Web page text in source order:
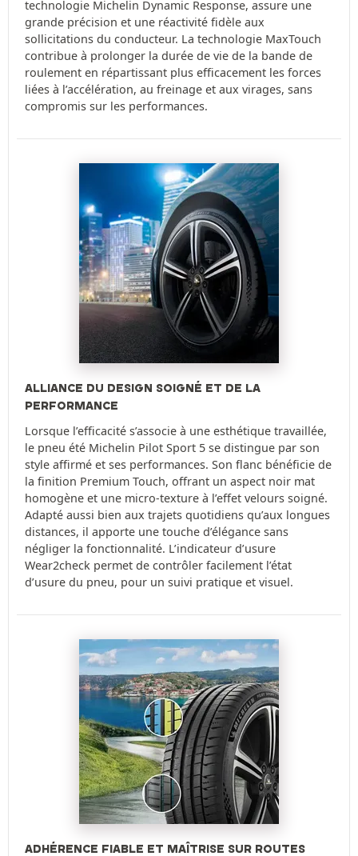
technologie Michelin Dynamic Response, assure une
grande précision et une réactivité fidèle aux
sollicitations du conducteur. La technologie MaxTouch
contribue à prolonger la durée de vie de la bande de
roulement en répartissant plus efficacement les forces
liées à l’accélération, au freinage et aux virages, sans
compromis sur les performances.
ALLIANCE DU DESIGN SOIGNÉ ET DE LA
PERFORMANCE
Lorsque l’efficacité s’associe à une esthétique travaillée,
le pneu été Michelin Pilot Sport 5 se distingue par son
style affirmé et ses performances. Son flanc bénéficie de
la finition Premium Touch, offrant un aspect noir mat
homogène et une micro-texture à l’effet velours soigné.
Adapté aussi bien aux trajets quotidiens qu’aux longues
distances, il apporte une touche d’élégance sans
négliger la fonctionnalité. L’indicateur d’usure
Wear2check permet de contrôler facilement l’état
d’usure du pneu, pour un suivi pratique et visuel.
ADHÉRENCE FIABLE ET MAÎTRISE SUR ROUTES